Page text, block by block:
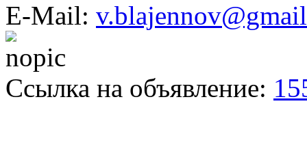
E-Mail:
Ссылка на объявление: